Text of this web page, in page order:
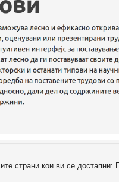
страни кои ви се